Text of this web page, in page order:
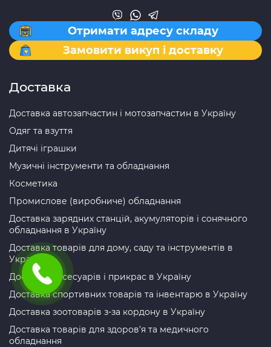
Отримати адресу складу
Замовити викуп і доставку
Доставка
Доставка автозапчастин і мотозапчастин в Україну
Одяг та взуття
Дитячі іграшки
Музичні інструменти та обладнання
Косметика
Промислове (виробниче) обладнання
Доставка зарядних станцій, акумуляторів і сонячного
обладнання в Україну
Доставка товарів для дому, саду та інструментів в
Україну
Доставка аксесуарів і прикрас в Україну
Доставка спортивних товарів та інвентарю в Україну
Доставка зоотоварів з-за кордону в Україну
Доставка товарів для здоров’я та медичного
обладнання